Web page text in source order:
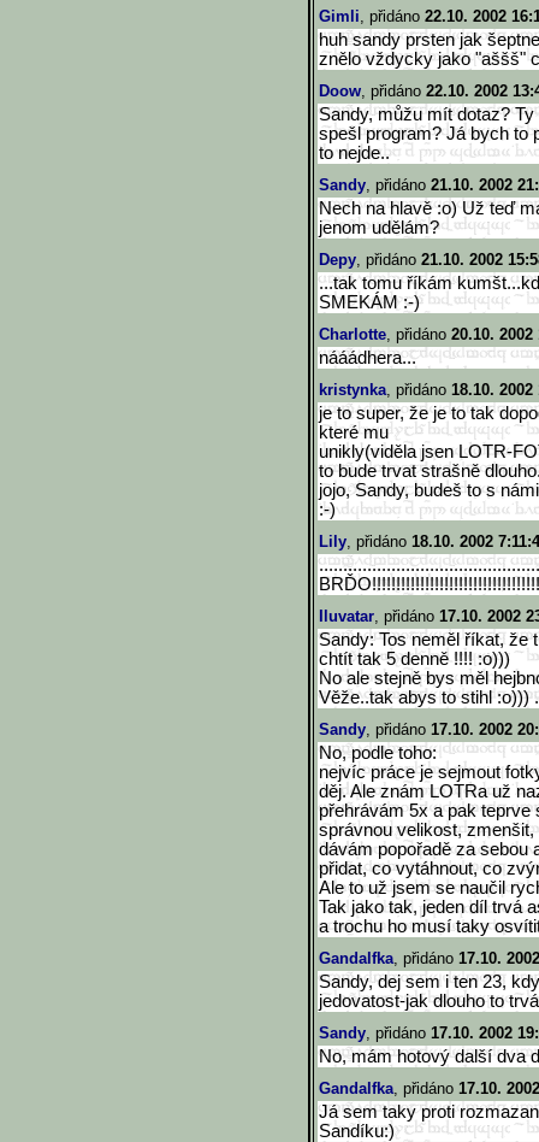
Gimli, přidáno 22.10. 2002
huh sandy prsten jak
znělo vždycky jako "aššš"
Doow, přidáno 22.10. 2002
Sandy, můžu mít dotaz?
spešl program? Já bych to
to nejde..
Sandy, přidáno 21.10. 2002
Nech na hlavě :o) Už teď
jenom udělám?
Depy, přidáno 21.10. 2002
...tak tomu říkám
SMEKÁM :-)
Charlotte, přidáno 20.10. 2002
nááádhera...
kristynka, přidáno 18.10. 2002
je to super, že je to tak
které mu
unikly(viděla jsen LOTR-
to bude trvat strašně
jojo, Sandy, budeš to s
:-)
Lily, přidáno 18.10. 2002
..............................
BRĎO!!!!!!!!!!!!!!!!!!!!!!!!!!
Iluvatar, přidáno 17.10. 2002
Sandy: Tos neměl říkat, že
chtít tak 5 denně !!!! :o)))
No ale stejně bys měl
Věže..tak abys to stihl :o)))
Sandy, přidáno 17.10. 2002
No, podle toho:
nejvíc práce je sejmout
děj. Ale znám LOTRa už
přehrávám 5x a pak teprve
správnou velikost,
dávám popořadě za sebou
přidat, co vytáhnout, co
Ale to už jsem se naučil
Tak jako tak, jeden díl trvá
a trochu ho musí taky
Gandalfka, přidáno 17.10.
Sandy, dej sem i ten 23,
jedovatost-jak dlouho to
Sandy, přidáno 17.10. 2002
No, mám hotový další dva
Gandalfka, přidáno 17.10.
Já sem taky proti
Sandíku:)